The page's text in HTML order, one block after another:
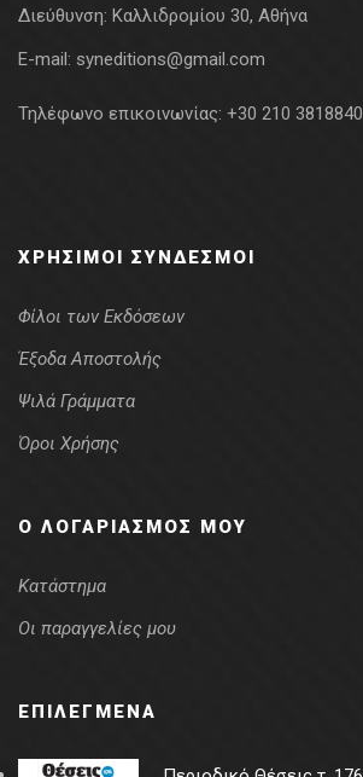
Διεύθυνση: Καλλιδρομίου 30, Αθήνα
E-mail: syneditions@gmail.com
Τηλέφωνο επικοινωνίας: +30 210 3818840
ΧΡΉΣΙΜΟΙ ΣΎΝΔΕΣΜΟΙ
Φίλοι των Εκδόσεων
Έξοδα Αποστολής
Ψιλά Γράμματα
Όροι Χρήσης
Ο ΛΟΓΑΡΙΑΣΜΌΣ ΜΟΥ
Κατάστημα
Οι παραγγελίες μου
ΕΠΙΛΕΓΜΈΝΑ